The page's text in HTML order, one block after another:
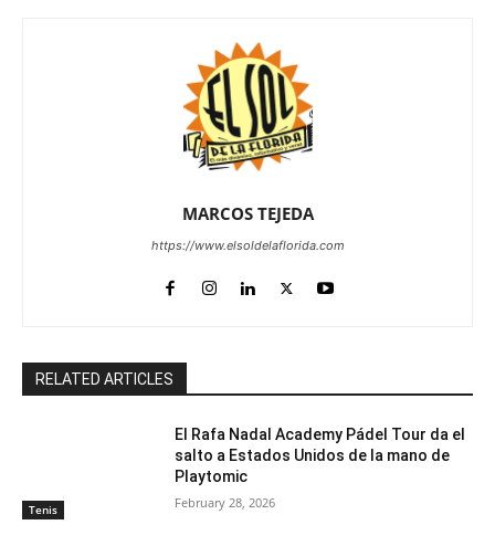
MARCOS TEJEDA
https://www.elsoldelaflorida.com
RELATED ARTICLES
Tenis
El Rafa Nadal Academy Pádel Tour da el
salto a Estados Unidos de la mano de
Playtomic
February 28, 2026